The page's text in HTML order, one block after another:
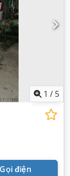
1 / 5
Gọi điện